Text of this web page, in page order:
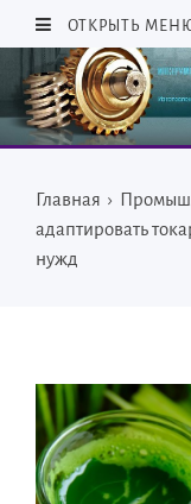
ОТКРЫТЬ
Главная ›
адаптировать
нужд